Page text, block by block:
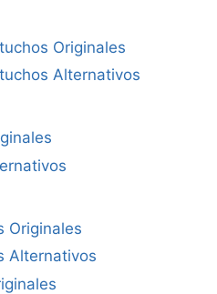
Originales
Alternativos
Originales
Alternativos